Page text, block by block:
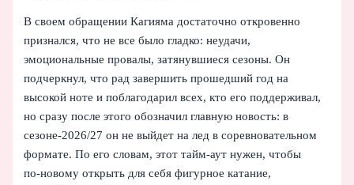
В своем обращении Кагияма достаточно откровенно
признался, что не все было гладко: неудачи,
эмоциональные провалы, затянувшиеся сезоны. Он
подчеркнул, что рад завершить прошедший год на
высокой ноте и поблагодарил всех, кто его поддерживал,
но сразу после этого обозначил главную новость: в
сезоне‑2026/27 он не выйдет на лед в соревновательном
формате. По его словам, этот тайм-аут нужен, чтобы
по‑новому открыть для себя фигурное катание,